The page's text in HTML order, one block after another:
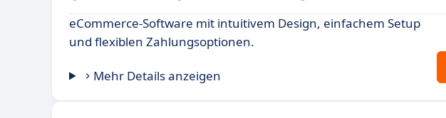
eCommerce-Software mit intuitivem Design, einfachem Setup
und flexiblen Zahlungsoptionen.
Mehr Details anzeigen